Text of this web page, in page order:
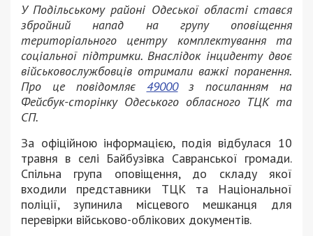
У Подільському районі Одеської області стався
збройний напад на групу оповіщення
територіального центру комплектування та
соціальної підтримки. Внаслідок інциденту двоє
військовослужбовців отримали важкі поранення.
Про це повідомляє 49000з посиланням на
Фейсбук-сторінку Одеського обласного ТЦК та
СП.
За офіційною інформацією, подія відбулася 10
травня в селі Байбузівка Савранської громади.
Спільна група оповіщення, до складу якої
входили представники ТЦК та Національної
поліції, зупинила місцевого мешканця для
перевірки військово-облікових документів.